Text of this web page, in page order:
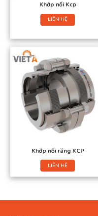
Khớp nối Kcp
LIÊN HỆ
Khớp nối răng KCP
LIÊN HỆ